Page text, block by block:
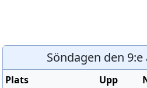
Söndagen den
Plats Upp